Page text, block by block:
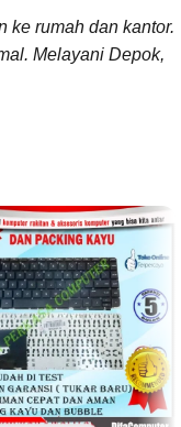
ke rumah dan kantor.
Melayani Depok,